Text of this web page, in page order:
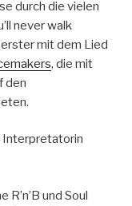
durch die vielen
never walk
erster mit dem Lied
, die mit
den
Interpretatorin
und Soul